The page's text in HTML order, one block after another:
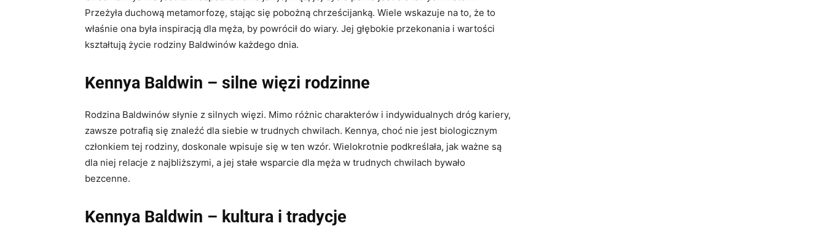
Przeżyła duchową metamorfozę, stając się pobożną chrześcijanką. Wiele wskazuje na to, że to
właśnie ona była inspiracją dla męża, by powrócił do wiary. Jej głębokie przekonania i wartości
kształtują życie rodziny Baldwinów każdego dnia.
Kennya Baldwin – silne więzi rodzinne
Rodzina Baldwinów słynie z silnych więzi. Mimo różnic charakterów i indywidualnych dróg kariery,
zawsze potrafią się znaleźć dla siebie w trudnych chwilach. Kennya, choć nie jest biologicznym
członkiem tej rodziny, doskonale wpisuje się w ten wzór. Wielokrotnie podkreślała, jak ważne są
dla niej relacje z najbliższymi, a jej stałe wsparcie dla męża w trudnych chwilach bywało
bezcenne.
Kennya Baldwin – kultura i tradycje